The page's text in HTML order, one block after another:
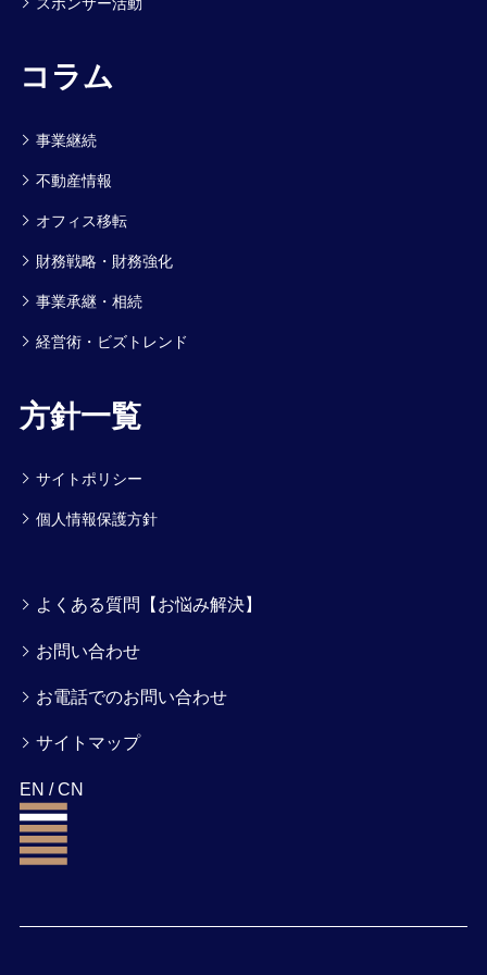
コラム
事業継続
不動産情報
オフィス移転
財務戦略・財務強化
事業承継・相続
経営術・ビズトレンド
方針一覧
サイトポリシー
個人情報保護方針
よくある質問【お悩み解決】
お問い合わせ
お電話でのお問い合わせ
サイトマップ
EN /CN